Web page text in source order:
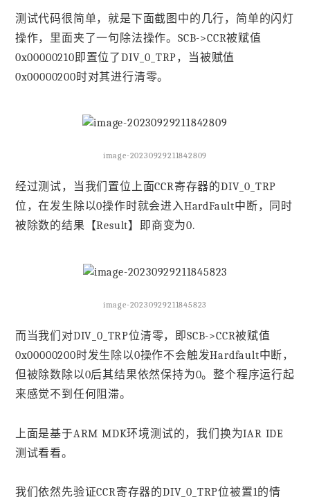
测试代码很简单，就是下面截图中的几行，简单的闪灯
操作，里面夹了一句除法操作。SCB->CCR被赋值
0x00000210即置位了DIV_0_TRP，当被赋值
0x00000200时对其进行清零。
image-20230929211842809
经过测试，当我们置位上面CCR寄存器的DIV_0_TRP
位，在发生除以0操作时就会进入HardFault中断，同时
被除数的结果【Result】即商变为0.
image-20230929211845823
而当我们对DIV_0_TRP位清零，即SCB->CCR被赋值
0x00000200时发生除以0操作不会触发Hardfault中断，
但被除数除以0后其结果依然保持为0。整个程序运行起
来感觉不到任何阻滞。
上面是基于ARM MDK环境测试的，我们换为IAR IDE
测试看看。
我们依然先验证CCR寄存器的DIV_0_TRP位被置1的情